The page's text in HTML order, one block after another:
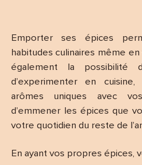
Emporter ses épices
habitudes culinaires même
également la possibilité
d’experimenter en
arômes uniques avec
d’emmener les épices que
votre quotidien du reste de
En ayant vos propres épices,